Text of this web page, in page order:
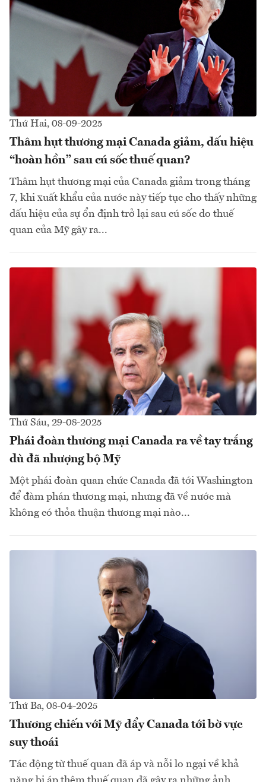
Thứ Hai, 08-09-2025
Thâm hụt thương mại Canada giảm, dấu hiệu
“hoàn hồn” sau cú sốc thuế quan?
Thâm hụt thương mại của Canada giảm trong tháng
7, khi xuất khẩu của nước này tiếp tục cho thấy những
dấu hiệu của sự ổn định trở lại sau cú sốc do thuế
quan của Mỹ gây ra...
Thứ Sáu, 29-08-2025
Phái đoàn thương mại Canada ra về tay trắng
dù đã nhượng bộ Mỹ
Một phái đoàn quan chức Canada đã tới Washington
để đàm phán thương mại, nhưng đã về nước mà
không có thỏa thuận thương mại nào...
Thứ Ba, 08-04-2025
Thương chiến với Mỹ đẩy Canada tới bờ vực
suy thoái
Tác động từ thuế quan đã áp và nỗi lo ngại về khả